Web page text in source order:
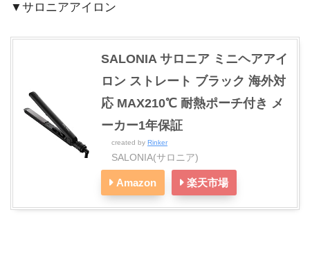
▼サロニアアイロン
SALONIA サロニア ミニヘアアイ
ロン ストレート ブラック 海外対
応 MAX210℃ 耐熱ポーチ付き メ
ーカー1年保証
created by Rinker
SALONIA(サロニア)
Amazon 楽天市場